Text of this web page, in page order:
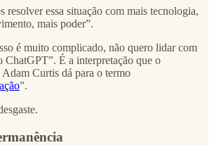
resolver essa situação com mais tecnologia,
mais poder”.
é muito complicado, não quero lidar com
ChatGPT”. É a interpretação que o
Adam Curtis dá para o termo
”.